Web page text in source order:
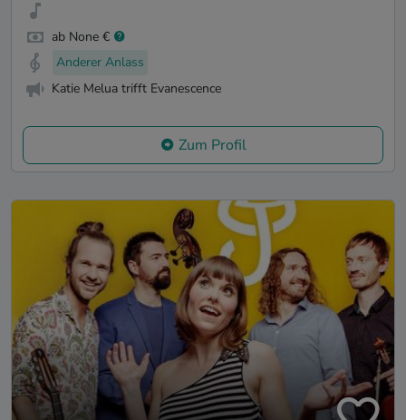
ab None €
Anderer Anlass
Katie Melua trifft Evanescence
Zum Profil